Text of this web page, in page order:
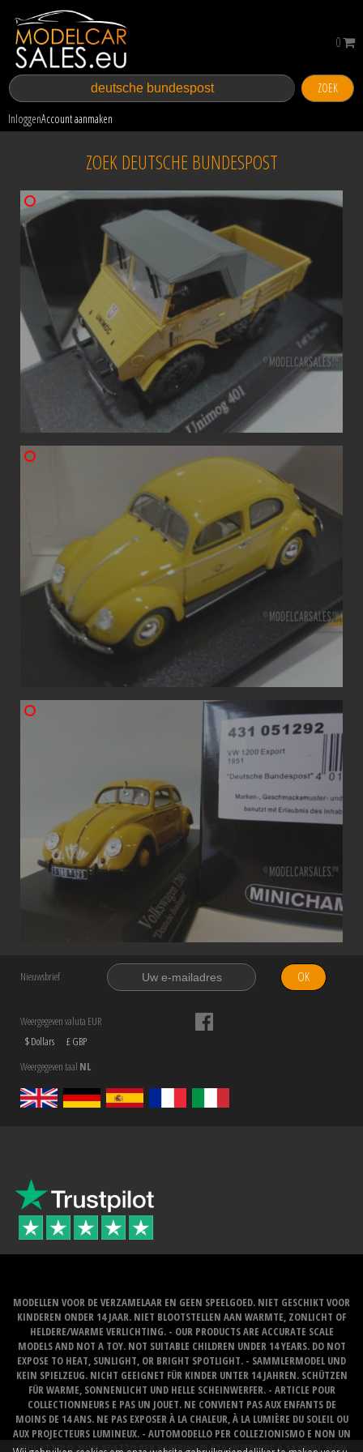
ZOEK
InloggenAccount aanmaken
0
ZOEK DEUTSCHE BUNDESPOST
Nieuwsbrief OK
Weergegeven valuta EUR
$ Dollars
£ GBP
Weergegeven taal NL
MODELLEN VOOR DE VERZAMELAAR EN GEEN SPEELGOED. NIET GESCHIKT VOOR
KINDEREN ONDER 14 JAAR. NIET BLOOTSTELLEN AAN WARMTE, ZONLICHT OF
HELDERE/WARME VERLICHTING. - OUR PRODUCTS ARE ACCURATE SCALE
MODELS AND NOT A TOY. NOT SUITABLE CHILDREN UNDER 14 YEARS. DO NOT
EXPOSE TO HEAT, SUNLIGHT, OR BRIGHT SPOTLIGHT. - SAMMLERMODEL UND
KEIN SPIELZEUG. NICHT GEEIGNET FÜR KINDER UNTER 14 JAHREN. SCHÜTZEN
FÜR WARME, SONNENLICHT UND HELLE SCHEINWERFER. - ARTICLE POUR
COLLECTIONNEURS E PAS UN JOUET. NE CONVIENT PAS AUX ENFANTS DE
MOINS DE 14 ANS. NE PAS EXPOSER À LA CHALEUR, À LA LUMIÈRE DU SOLEIL OU
AUX PROJECTEURS LUMINEUX. - AUTOMODELLO PER COLLEZIONISMO E NON UN
GIOCATTOLO. NON ADATTO PER BAMBINI DI ETA INFERIORE A 14 ANNI. NON